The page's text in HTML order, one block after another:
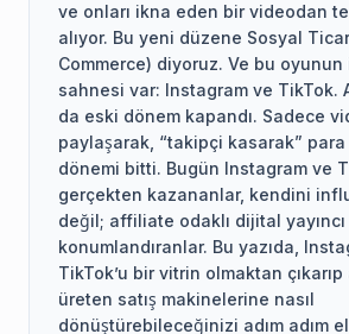
ve onları ikna eden bir videodan
alıyor. Bu yeni düzene Sosyal
Commerce) diyoruz. Ve bu oyunun
sahnesi var: Instagram ve TikTok.
da eski dönem kapandı. Sadece
paylaşarak, “takipçi kasarak”
dönemi bitti. Bugün Instagram ve
gerçekten kazananlar, kendini
değil; affiliate odaklı dijital
konumlandıranlar. Bu yazıda,
TikTok’u bir vitrin olmaktan
üreten satış makinelerine nasıl
dönüştürebileceğinizi adım adım